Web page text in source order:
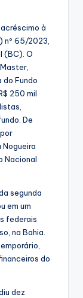
à
nº 65/2023,
(BC). O
Fundo
250 mil
De
Nacional
segunda
em um
federais
na Bahia.
do
dez